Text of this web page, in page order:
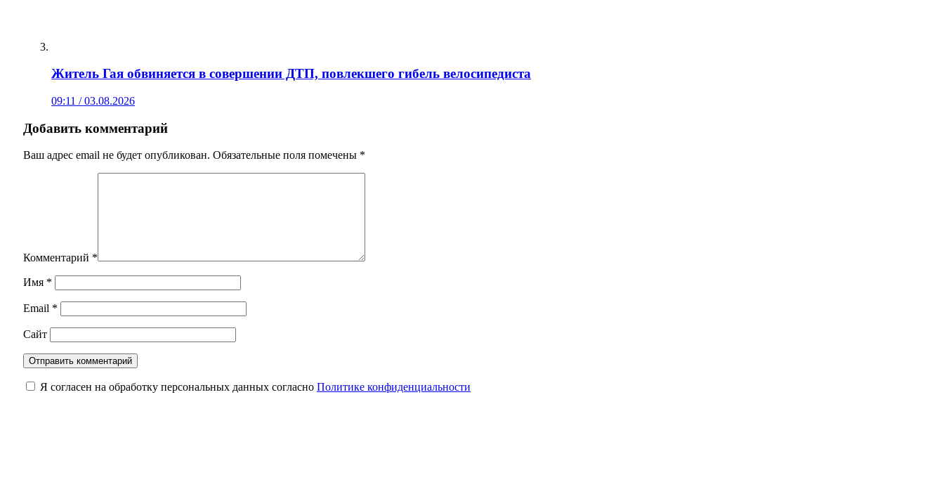
Житель Гая обвиняется в совершении ДТП, повлекшего гибель велосипедиста
09:11 / 03.08.2026
Добавить комментарий
Ваш адрес email не будет опубликован. Обязательные поля помечены *
Комментарий *
Имя *
Email *
Сайт
Я согласен на обработку персональных данных согласно Политике конфиденциальности